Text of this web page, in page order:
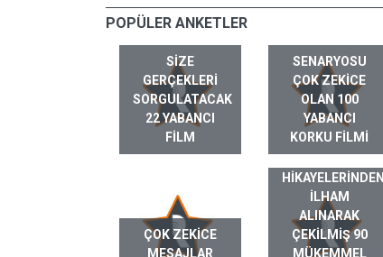
POPÜLER ANKETLER
SIZE
GERÇEKLERI
SORGULATACAK
22 YABANCI
FILM
SENARYOSU
ÇOK ZEKICE
OLAN 100
YABANCI
KORKU FILMI
ÇOK ZEKICE
MESAJLAR
GERÇEK HAYAT
HIKAYELERINDEN
ILHAM
ALINARAK
ÇEKILMIŞ 90
MÜKEMMEL